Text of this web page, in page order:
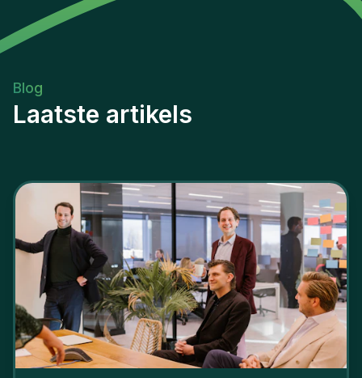
Blog
Laatste artikels